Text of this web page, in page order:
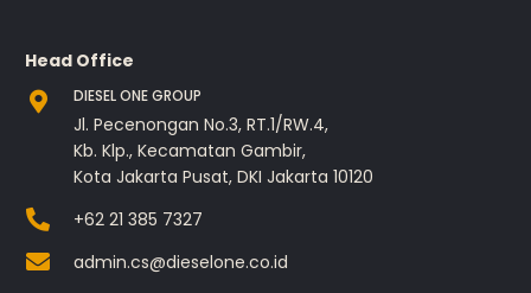
Head Office
DIESEL ONE GROUP
Jl. Pecenongan No.3, RT.1/RW.4,
Kb. Klp., Kecamatan Gambir,
Kota Jakarta Pusat, DKI Jakarta 10120
+62 21 385 7327
admin.cs@dieselone.co.id